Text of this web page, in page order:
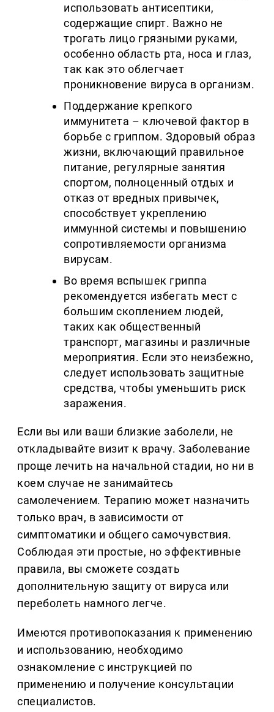
использовать антисептики,
содержащие спирт. Важно не
трогать лицо грязными руками,
особенно область рта, носа и глаз,
так как это облегчает
проникновение вируса в организм.
Поддержание крепкого
иммунитета – ключевой фактор в
борьбе с гриппом. Здоровый образ
жизни, включающий правильное
питание, регулярные занятия
спортом, полноценный отдых и
отказ от вредных привычек,
способствует укреплению
иммунной системы и повышению
сопротивляемости организма
вирусам.
Во время вспышек гриппа
рекомендуется избегать мест с
большим скоплением людей,
таких как общественный
транспорт, магазины и различные
мероприятия. Если это неизбежно,
следует использовать защитные
средства, чтобы уменьшить риск
заражения.
Если вы или ваши близкие заболели, не
откладывайте визит к врачу. Заболевание
проще лечить на начальной стадии, но ни в
коем случае не занимайтесь
самолечением. Терапию может назначить
только врач, в зависимости от
симптоматики и общего самочувствия.
Соблюдая эти простые, но эффективные
правила, вы сможете создать
дополнительную защиту от вируса или
переболеть намного легче.
Имеются противопоказания к применению
и использованию, необходимо
ознакомление с инструкцией по
применению и получение консультации
специалистов.